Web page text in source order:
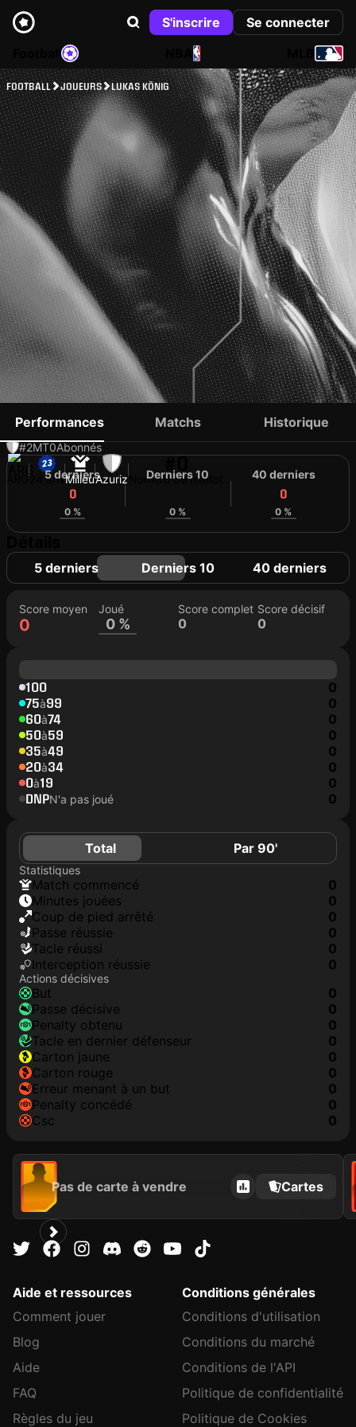
S'inscrire
Se connecter
NBA
FOOTBALL JOUEURS LUKAS KÖNIG
LUKAS KÖNIG
#2MT0Abonnés
24 ansMilieuAzuriz Numéro de maillot
Performances Matchs Historique
5 derniers
0
0 %
Derniers 10
0 %
40 derniers
0
0 %
5 derniers Derniers 10 40 derniers
Score moyen
0
Joué
0 %
Score complet
0
Score décisif
0
100 0
75à99 0
60à74 0
50à59 0
35à49 0
20à34 0
0à19 0
DNPN'a pas joué 0
Total Par 90'
Statistiques
match commencé
0
minutes jouées
0
coup de pied arrêté
0
Passe réussie
0
tacle réussi
0
interception réussie
0
Actions décisives
but
0
passe décisive
0
penalty obtenu
0
tacle en dernier défenseur
0
carton jaune
0
carton rouge
0
erreur menant à un but
0
penalty concédé
0
csc
0
Pas de carte à vendre Cartes
Aide et ressources
Comment jouer
Blog
Aide
FAQ
Règles du jeu
Conditions générales
Conditions d'utilisation
Conditions du marché
Conditions de l'API
Politique de confidentialité
Politique de Cookies